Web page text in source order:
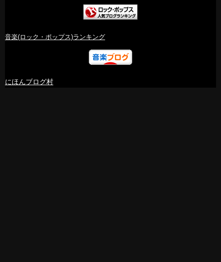
音楽(ロック・ポップス)ランキング
にほんブログ村